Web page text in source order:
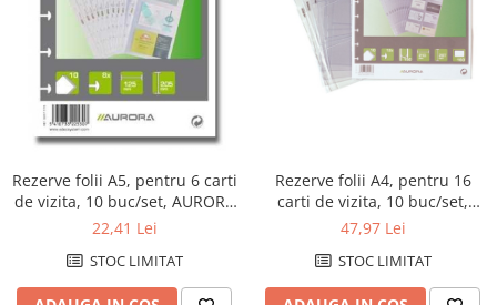
Rezerve folii A5, pentru 6 carti
de vizita, 10 buc/set, AURORA
Adoc
22,41 Lei
STOC LIMITAT
Rezerve folii A4, pentru 16
carti de vizita, 10 buc/set,
AURORA Adoc
47,97 Lei
STOC LIMITAT